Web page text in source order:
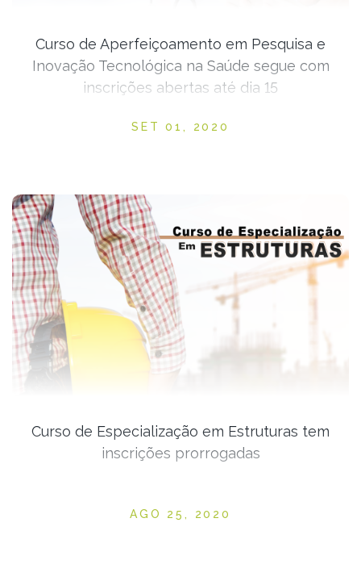
Curso de Aperfeiçoamento em Pesquisa e
Inovação Tecnológica na Saúde segue com
inscrições abertas até dia 15
Posted on
SET 01, 2020
Curso de Especialização em Estruturas tem
inscrições prorrogadas
Posted on
AGO 25, 2020